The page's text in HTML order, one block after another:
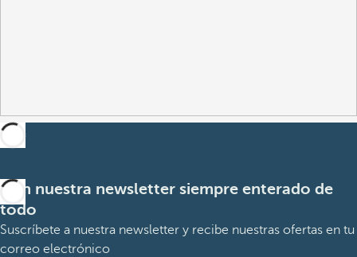
Con nuestra newsletter siempre enterado de
todo
Suscríbete a nuestra newsletter y recibe nuestras ofertas en tu
correo electrónico